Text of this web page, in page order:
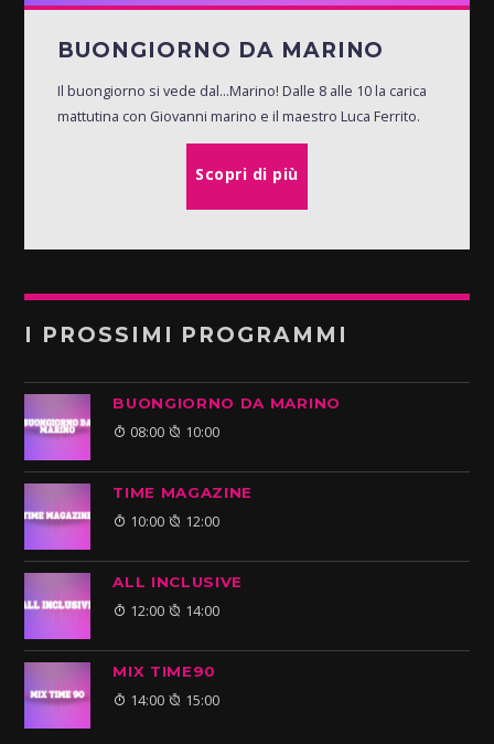
BUONGIORNO DA MARINO
Il buongiorno si vede dal...Marino! Dalle 8 alle 10 la carica
mattutina con Giovanni marino e il maestro Luca Ferrito.
Scopri di più
I PROSSIMI PROGRAMMI
BUONGIORNO DA MARINO
08:00 10:00
TIME MAGAZINE
10:00 12:00
ALL INCLUSIVE
12:00 14:00
MIX TIME90
14:00 15:00